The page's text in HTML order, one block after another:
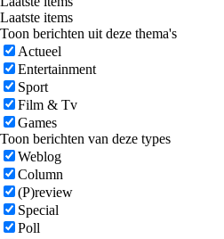
Laatste items
Toon berichten uit deze thema's
Actueel
Entertainment
Sport
Film & Tv
Games
Toon berichten van deze types
Weblog
Column
(P)review
Special
Poll